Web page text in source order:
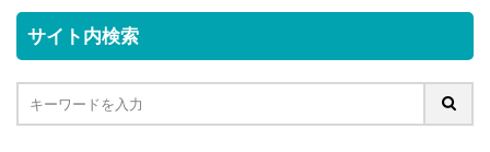
サイト内検索